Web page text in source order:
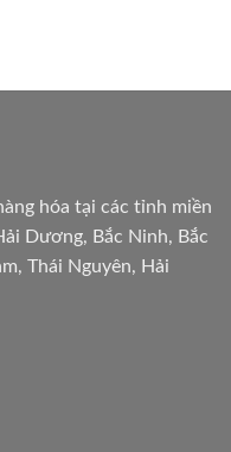
hóa tại các tỉnh miền
Dương, Bắc Ninh, Bắc
Thái Nguyên, Hải